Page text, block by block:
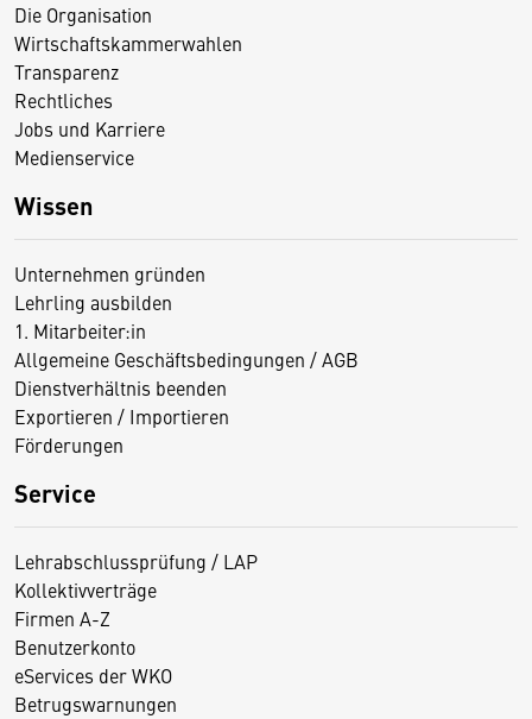
Die Organisation
Wirtschaftskammerwahlen
Transparenz
Rechtliches
Jobs und Karriere
Medienservice
Wissen
Unternehmen gründen
Lehrling ausbilden
1. Mitarbeiter:in
Allgemeine Geschäftsbedingungen / AGB
Dienstverhältnis beenden
Exportieren / Importieren
Förderungen
Service
Lehrabschlussprüfung / LAP
Kollektivverträge
Firmen A-Z
Benutzerkonto
eServices der WKO
Betrugswarnungen